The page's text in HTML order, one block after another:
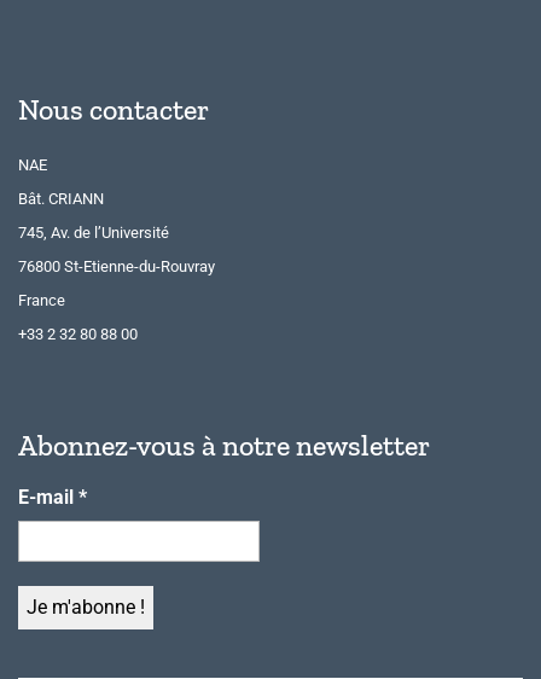
Nous contacter
NAE
Bât. CRIANN
745, Av. de l’Université
76800 St-Etienne-du-Rouvray
France
+33 2 32 80 88 00
Abonnez-vous à notre newsletter
E-mail *